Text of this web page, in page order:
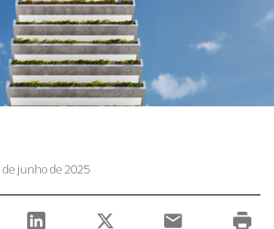
de junho de 2025